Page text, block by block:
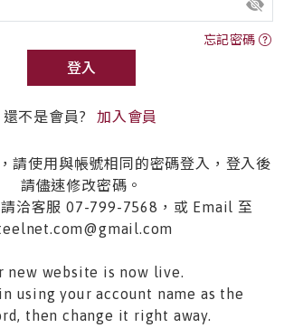
忘記密碼
登入
還不是會員? 加入會員
請使用與帳號相同的密碼登入，登入後
請儘速修改密碼。
洽客服 07-799-7568，或 Email 至
new website is now live.
using your account name as the
then change it right away.